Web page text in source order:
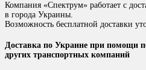
Компания «Спектрум» работает с
в города Украины.
Возможность бесплатной доставки
Доставка по Украине при помощи
других транспортных компаний